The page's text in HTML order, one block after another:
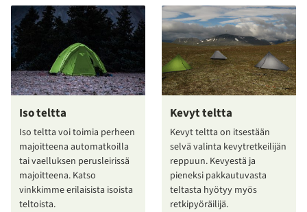
Iso teltta
Iso teltta voi toimia perheen
majoitteena automatkoilla
tai vaelluksen perusleirissä
majoitteena. Katso
vinkkimme erilaisista isoista
teltoista.
Kevyt teltta
Kevyt teltta on itsestään
selvä valinta kevytretkeilijän
reppuun. Kevyestä ja
pieneksi pakkautuvasta
teltasta hyötyy myös
retkipyöräilijä.